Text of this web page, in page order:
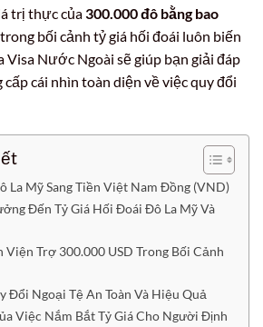
trị thực của300.000 đô bằng bao
trong bối cảnh tỷ giá hối đoái luôn biến
Visa Nước Ngoài sẽ giúp bạn giải đáp
cấp cái nhìn toàn diện về việc quy đổi
La Mỹ Sang Tiền Việt Nam Đồng (VND)
Đến Tỷ Giá Hối Đoái Đô La Mỹ Và
Viện Trợ 300.000 USD Trong Bối Cảnh
Đổi Ngoại Tệ An Toàn Và Hiệu Quả
Việc Nắm Bắt Tỷ Giá Cho Người Định